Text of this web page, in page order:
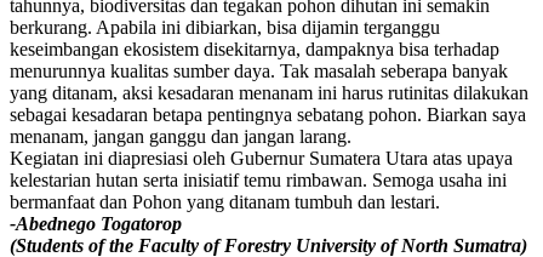
tahunnya, biodiversitas dan tegakan pohon dihutan ini semakin
berkurang. Apabila ini dibiarkan, bisa dijamin terganggu
keseimbangan ekosistem disekitarnya, dampaknya bisa terhadap
menurunnya kualitas sumber daya. Tak masalah seberapa banyak
yang ditanam, aksi kesadaran menanam ini harus rutinitas dilakukan
sebagai kesadaran betapa pentingnya sebatang pohon. Biarkan saya
menanam, jangan ganggu dan jangan larang.
Kegiatan ini diapresiasi oleh Gubernur Sumatera Utara atas upaya
kelestarian hutan serta inisiatif temu rimbawan. Semoga usaha ini
bermanfaat dan Pohon yang ditanam tumbuh dan lestari.
-Abednego Togatorop
(Students of the Faculty of Forestry University of North Sumatra)